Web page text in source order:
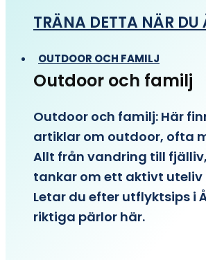
TRÄNA DETTA NÄR DU
OUTDOOR OCH FAMILJ
Outdoor och familj
Outdoor och familj: Här
artiklar om outdoor, ofta
Allt från vandring till
tankar om ett aktivt uteliv
Letar du efter utflyktsips i
riktiga pärlor här.